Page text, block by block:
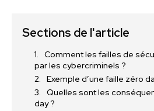
Sections de l'article
Comment les failles de
par les cybercriminels ?
Exemple d’une faille zéro
Quelles sont les
day ?